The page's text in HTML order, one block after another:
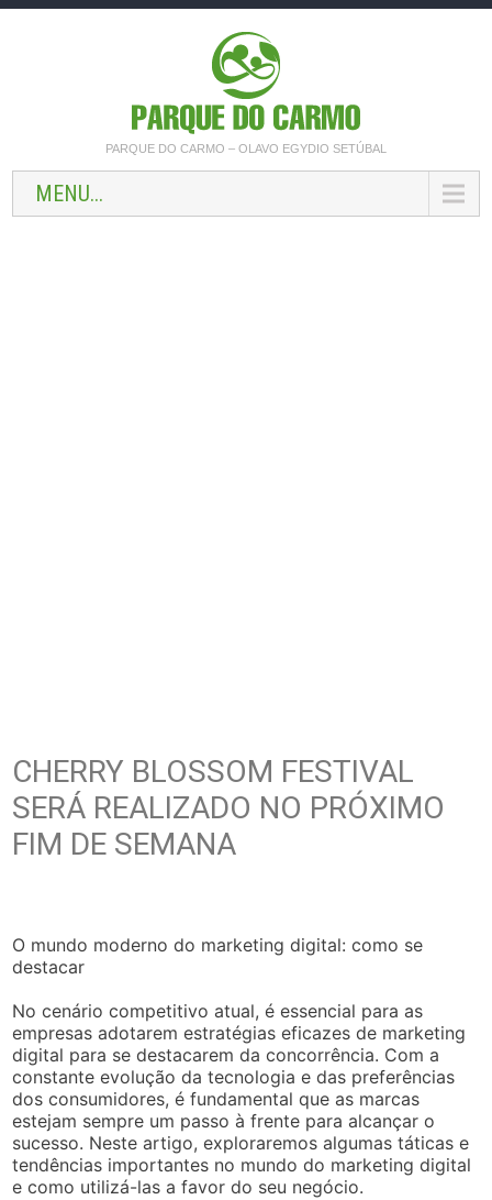
PARQUE DO CARMO – OLAVO EGYDIO SETÚBAL
MENU...
CHERRY BLOSSOM FESTIVAL
SERÁ REALIZADO NO PRÓXIMO
FIM DE SEMANA
O mundo moderno do marketing digital: como se
destacar
No cenário competitivo atual, é essencial para as
empresas adotarem estratégias eficazes de marketing
digital para se destacarem da concorrência. Com a
constante evolução da tecnologia e das preferências
dos consumidores, é fundamental que as marcas
estejam sempre um passo à frente para alcançar o
sucesso. Neste artigo, exploraremos algumas táticas e
tendências importantes no mundo do marketing digital
e como utilizá-las a favor do seu negócio.